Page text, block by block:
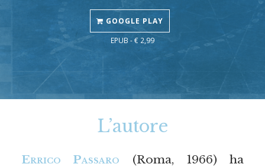
GOOGLE PLAY
EPUB - € 2,99
L’autore
Errico Passaro (Roma, 1966) ha